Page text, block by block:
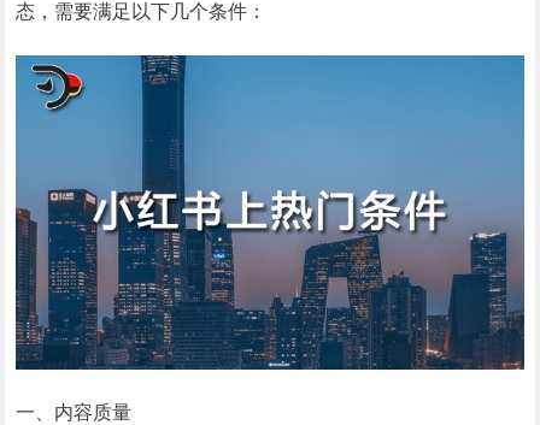
态，需要满足以下几个条件：
一、内容质量